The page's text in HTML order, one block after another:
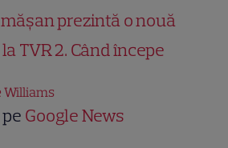
prezintă o nouă
TVR 2. Când începe
Williams
Google News